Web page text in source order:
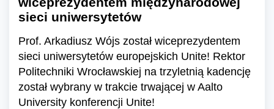
sieci uniwersytetów
Prof. Arkadiusz Wójs został wiceprezydentem
sieci uniwersytetów europejskich Unite! Rektor
Politechniki Wrocławskiej na trzyletnią kadencję
został wybrany w trakcie trwającej w Aalto
University konferencji Unite!